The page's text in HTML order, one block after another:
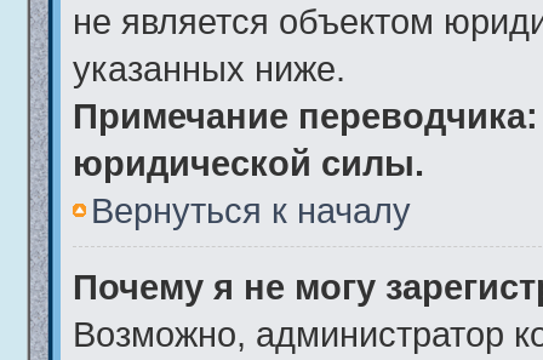
не является объектом
указанных ниже.
Примечание
юридической силы.
Вернуться к началу
Почему я не могу
Возможно, администратор